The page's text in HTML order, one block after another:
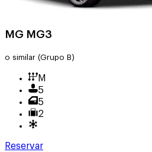
MG MG3
o similar (Grupo B)
M
5
5
2
Reservar